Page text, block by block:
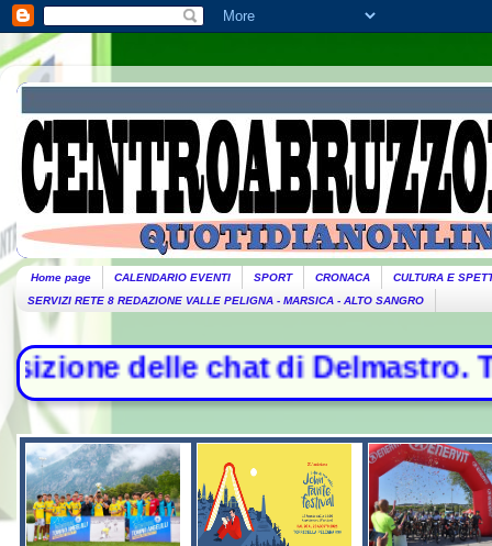
Home page CALENDARIO EVENTI SPORT CRONACA
CULTURA E
SERVIZI RETE 8 REDAZIONE VALLE PELIGNA - MARSICA - ALTO SANGRO
chat di Delmastro.